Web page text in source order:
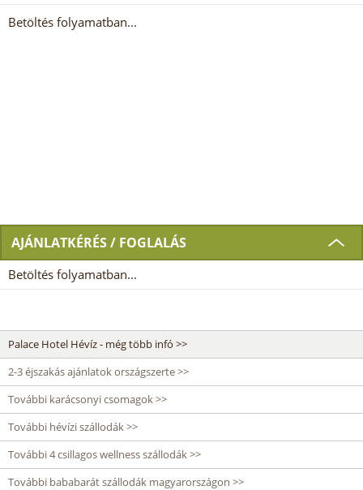
Betöltés folyamatban...
AJÁNLATKÉRÉS / FOGLALÁS
Betöltés folyamatban...
Palace Hotel Hévíz - még több infó >>
2-3 éjszakás ajánlatok országszerte >>
További karácsonyi csomagok >>
További hévízi szállodák >>
További 4 csillagos wellness szállodák >>
További bababarát szállodák magyarországon >>